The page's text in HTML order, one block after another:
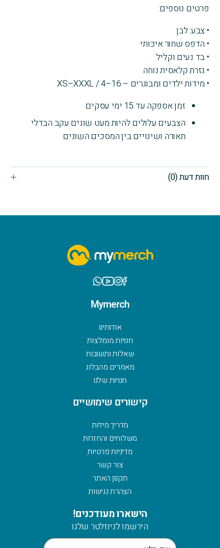
פרטים נוספים:
• צבע: לבן
• הדפס שחור איכותי
• בד נעים וקליל
• גזרת קלאסית נוחה
• מידות ילדים ומבוגרים – XS–XXXL / 4–16
זמן אספקה עד 15 ימי עסקים
הצבעים עלולים להיות מעט שונים עקב הבדלי
תאורה ושינויים בין המסכים השונים
חוות דעת (0)
Mymerch
אודותינו
חנויות מומלצות
שאלות ותשובות
מאמרים מהבלוג
חנויות שלנו
קישורים שימושיים
מדריך מידות
משלוחים והחזרות
מדיניות פרטיות
צור קשר
תקנון האתר
הצהרת נגישות
הישארו מעודכנים!
הירשמו לניוזלטר שלנו